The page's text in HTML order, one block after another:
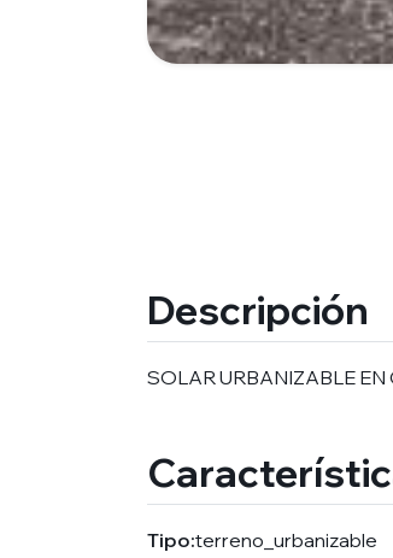
Descripción
SOLAR URBANIZABLE EN
Tipo:terreno_urbanizable